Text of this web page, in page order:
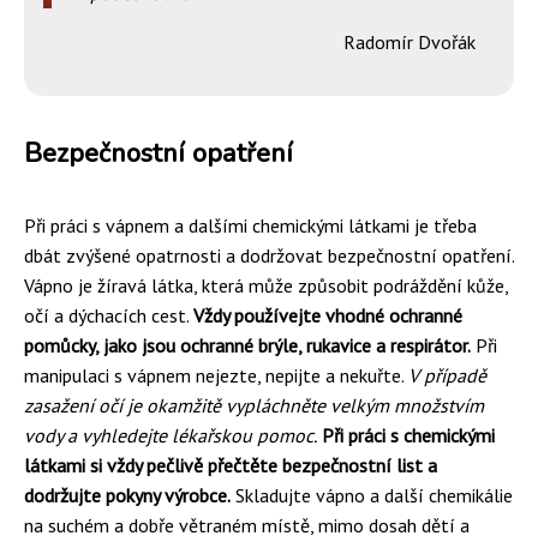
Radomír Dvořák
Bezpečnostní opatření
Při práci s vápnem a dalšími chemickými látkami je třeba
dbát zvýšené opatrnosti a dodržovat bezpečnostní opatření.
Vápno je žíravá látka, která může způsobit podráždění kůže,
očí a dýchacích cest. Vždy používejte vhodné ochranné
pomůcky, jako jsou ochranné brýle, rukavice a respirátor. Při
manipulaci s vápnem nejezte, nepijte a nekuřte. V případě
zasažení očí je okamžitě vypláchněte velkým množstvím
vody a vyhledejte lékařskou pomoc. Při práci s chemickými
látkami si vždy pečlivě přečtěte bezpečnostní list a
dodržujte pokyny výrobce. Skladujte vápno a další chemikálie
na suchém a dobře větraném místě, mimo dosah dětí a